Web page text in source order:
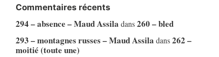
Commentaires récents
294 – absence – Maud Assila dans260 – bled
293 – montagnes russes – Maud Assila dans262 –
moitié (toute une)